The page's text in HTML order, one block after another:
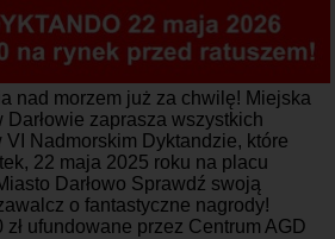
nad morzem już za chwilę! Miejska
zaprasza wszystkich
VI Nadmorskim Dyktandzie, które
22 maja 2025 roku na placu
Darłowo Sprawdź swoją
o fantastyczne nagrody!
zł ufundowane przez Centrum AGD